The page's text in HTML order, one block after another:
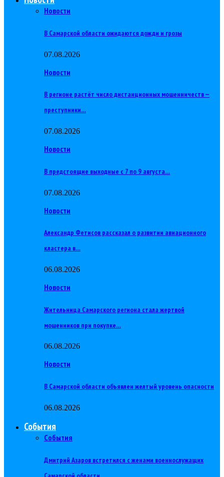
Новости
В Самарской области ожидаются дожди и грозы
07.08.2026
Новости
В регионе растёт число дистанционных мошенничеств —
преступники…
07.08.2026
Новости
В предстоящие выходные с 7 по 9 августа…
07.08.2026
Новости
Александр Фетисов рассказал о развитии авиационного
кластера в…
06.08.2026
Новости
Жительница Самарского региона стала жертвой
мошенников при покупке…
06.08.2026
Новости
В Самарской области объявлен желтый уровень опасности
06.08.2026
События
События
Дмитрий Азаров встретился с женами военнослужащих